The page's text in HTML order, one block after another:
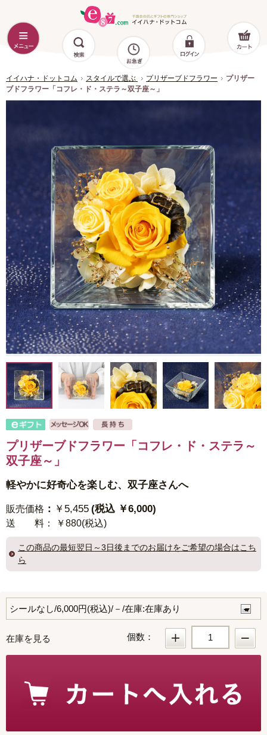
イイハナ・ドットコム スタイルで選ぶ プリザーブドフラワー
プリザー
ブドフラワー「コフレ・ド・ステラ～双子座～」
プリザーブドフラワー「コフレ・ド・ステラ～
双子座～」
軽やかに好奇心を楽しむ、双子座さんへ
販売価格 ： ￥5,455 (税込 ￥6,000)
送 料 ： ￥880(税込)
この商品の最短翌日～3日後までのお届けをご希望の場合はこち
ら
在庫を見る 個数：